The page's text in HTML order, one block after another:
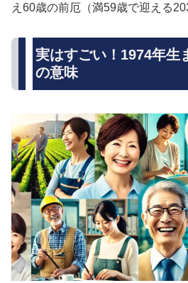
え60歳の前厄（満59歳で迎える
実はすごい！1974年生
の意味